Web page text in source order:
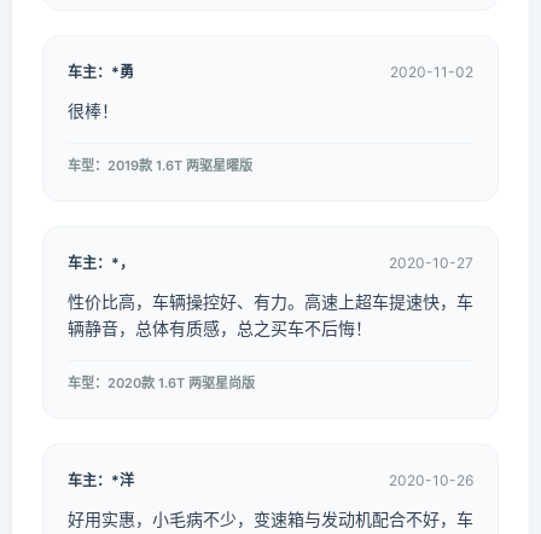
车主：*勇 2020-11-02
很棒！
车型：2019款 1.6T 两驱星曜版
车主：*， 2020-10-27
性价比高，车辆操控好、有力。高速上超车提速快，车
辆静音，总体有质感，总之买车不后悔！
车型：2020款 1.6T 两驱星尚版
车主：*洋 2020-10-26
好用实惠，小毛病不少，变速箱与发动机配合不好，车